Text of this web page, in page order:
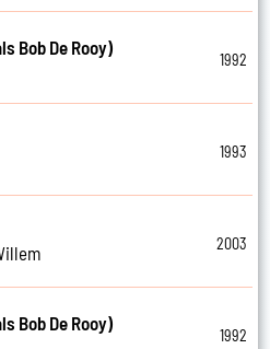
Bob De Rooy)
1992
1993
2003
Bob De Rooy)
1992